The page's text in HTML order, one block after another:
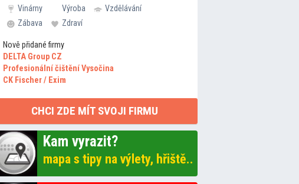
Vinárny
Výroba
Vzdělávání
Zábava
Zdraví
Nově přidané firmy
DELTA Group CZ
Profesionální čištění Vysočina
CK Fischer / Exim
CHCI ZDE MÍT SVOJI FIRMU
Kam vyrazit?
mapa s tipy na výlety, hřiště..